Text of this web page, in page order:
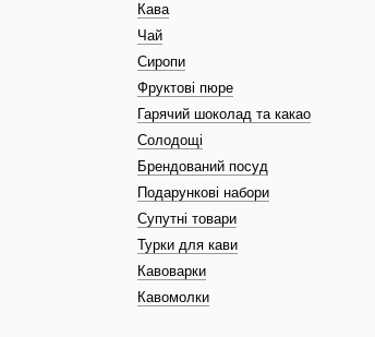
Кава
Чай
Сиропи
Фруктові пюре
Гарячий шоколад та какао
Солодощі
Брендований посуд
Подарункові набори
Супутні товари
Турки для кави
Кавоварки
Кавомолки